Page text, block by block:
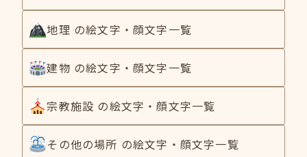
地理 の絵文字・顔文字一覧
建物 の絵文字・顔文字一覧
宗教施設 の絵文字・顔文字一覧
その他の場所 の絵文字・顔文字一覧